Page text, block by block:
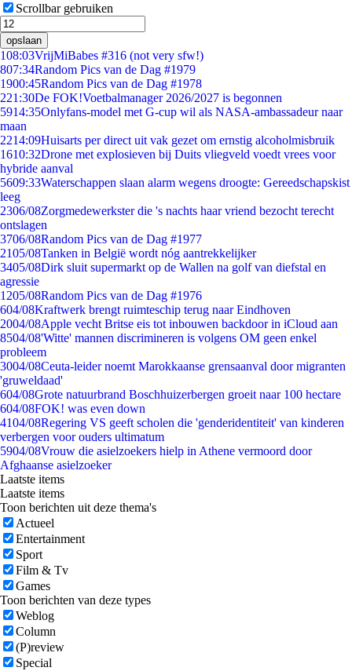
Scrollbar gebruiken
opslaan
108:03VrijMiBabes #316 (not very sfw!)
807:34Random Pics van de Dag #1979
1900:45Random Pics van de Dag #1978
221:30De FOK!Voetbalmanager 2026/2027 is begonnen
5914:35Onlyfans-model met G-cup wil als NASA-ambassadeur naar
maan
2214:09Huisarts per direct uit vak gezet om ernstig alcoholmisbruik
1610:32Drone met explosieven bij Duits vliegveld voedt vrees voor
hybride aanval
5609:33Waterschappen slaan alarm wegens droogte: Gereedschapskist
leeg
2306/08Zorgmedewerkster die 's nachts haar vriend bezocht terecht
ontslagen
3706/08Random Pics van de Dag #1977
2105/08Tanken in België wordt nóg aantrekkelijker
3405/08Dirk sluit supermarkt op de Wallen na golf van diefstal en
agressie
1205/08Random Pics van de Dag #1976
604/08Kraftwerk brengt ruimteschip terug naar Eindhoven
2004/08Apple vecht Britse eis tot inbouwen backdoor in iCloud aan
8504/08'Witte' mannen discrimineren is volgens OM geen enkel
probleem
3004/08Ceuta-leider noemt Marokkaanse grensaanval door migranten
'gruweldaad'
604/08Grote natuurbrand Boschhuizerbergen groeit naar 100 hectare
604/08FOK! was even down
4104/08Regering VS geeft scholen die 'genderidentiteit' van kinderen
verbergen voor ouders ultimatum
5904/08Vrouw die asielzoekers hielp in Athene vermoord door
Afghaanse asielzoeker
Laatste items
Laatste items
Toon berichten uit deze thema's
Actueel
Entertainment
Sport
Film & Tv
Games
Toon berichten van deze types
Weblog
Column
(P)review
Special